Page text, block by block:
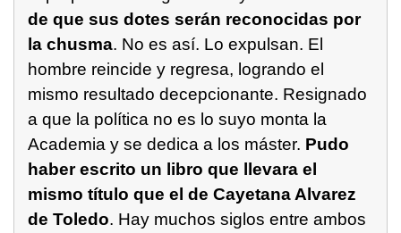
de que sus dotes serán reconocidas por
la chusma. No es así. Lo expulsan. El
hombre reincide y regresa, logrando el
mismo resultado decepcionante. Resignado
a que la política no es lo suyo monta la
Academia y se dedica a los máster. Pudo
haber escrito un libro que llevara el
mismo título que el de Cayetana Alvarez
de Toledo. Hay muchos siglos entre ambos